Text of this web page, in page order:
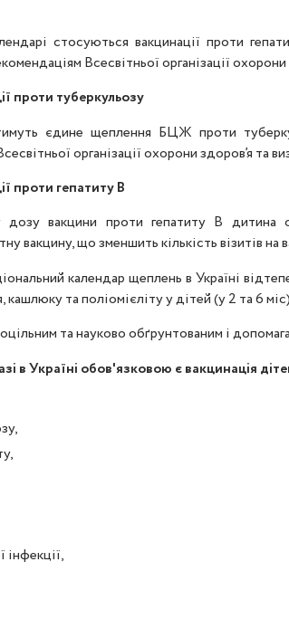
стосуються вакцинації проти
Всесвітньої організації
проти туберкульозу
єдине щеплення БЦЖ проти
організації охорони здоров’я
проти гепатиту В
дозу вакцини проти гепатиту В дитина
вакцину, що зменшить кількість візитів
календар щеплень в Україні
кашлюку та поліомієліту у дітей (у 2 та 6
та науково обґрунтованим і
в Україні обов'язковою є вакцинація
інфекції,